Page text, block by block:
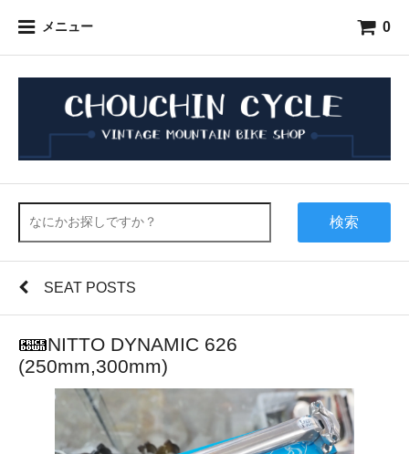
メニュー 0
検索
SEAT POSTS
NITTO DYNAMIC 626
(250mm,300mm)